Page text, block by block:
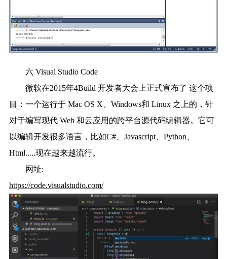
六 Visual Studio Code
微软在2015年4Build 开发者大会上正式宣布了 这个项
目：一个运行于 Mac OS X、Windows和 Linux 之上的，针
对于编写现代 Web 和云应用的跨平台源代码编辑器。它可
以编辑开发很多语言，比如C#、Javascript、Python、
Html.....现在越来越流行。
网址:
https://code.visualstudio.com/